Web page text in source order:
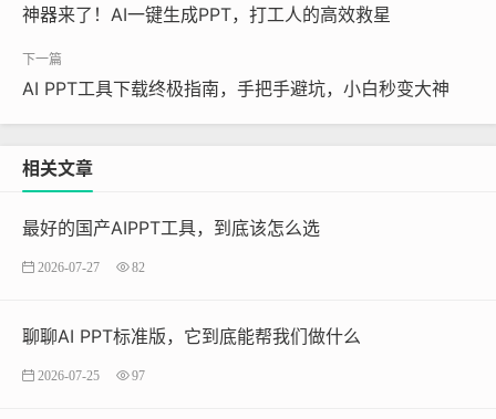
神器来了！AI一键生成PPT，打工人的高效救星
AI PPT工具下载终极指南，手把手避坑，小白秒变大神
相关文章
最好的国产AIPPT工具，到底该怎么选
2026-07-27 82
聊聊AI PPT标准版，它到底能帮我们做什么
2026-07-25 97